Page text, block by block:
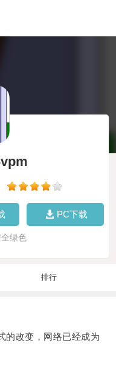
PC下载
绿色
排行
改变，网络已经成为